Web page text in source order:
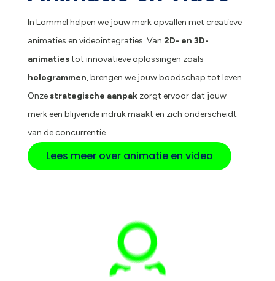
In Lommel helpen we jouw merk opvallen met creatieve
animaties en videointegraties. Van 2D- en 3D-
animatiestot innovatieve oplossingen zoals
hologrammen, brengen we jouw boodschap tot leven.
Onzestrategische aanpakzorgt ervoor dat jouw
merk een blijvende indruk maakt en zich onderscheidt
van de concurrentie.
Lees meer over animatie en video